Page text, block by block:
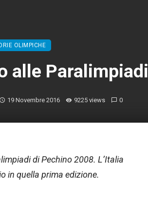
OLIMPICHE
alle Paralimpiadi
19 Novembre 2016 9225 views 0
di Pechino 2008. L’Italia
in quella prima edizione.